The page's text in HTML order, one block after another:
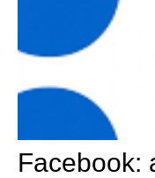
Facebook: